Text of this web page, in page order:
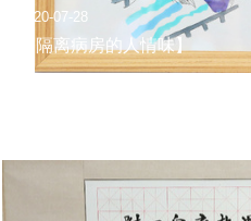
2020-07-28
【隔离病房的人情味】